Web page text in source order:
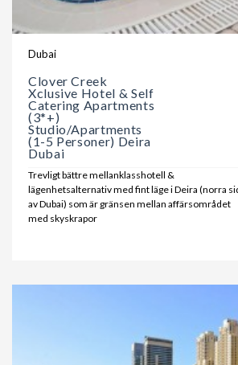
Dubai
Clover Creek
Xclusive Hotel & Self
Catering Apartments
(3*+)
Studio/Apartments
(1-5 Personer) Deira
Dubai
Trevligt bättre mellanklasshotell &
lägenhetsalternativ med fint läge i Deira (norra
av Dubai) som är gränsen mellan affärsområdet
med skyskrapor